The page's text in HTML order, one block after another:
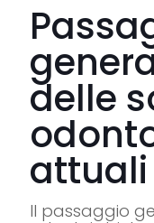
delle
Il passaggio